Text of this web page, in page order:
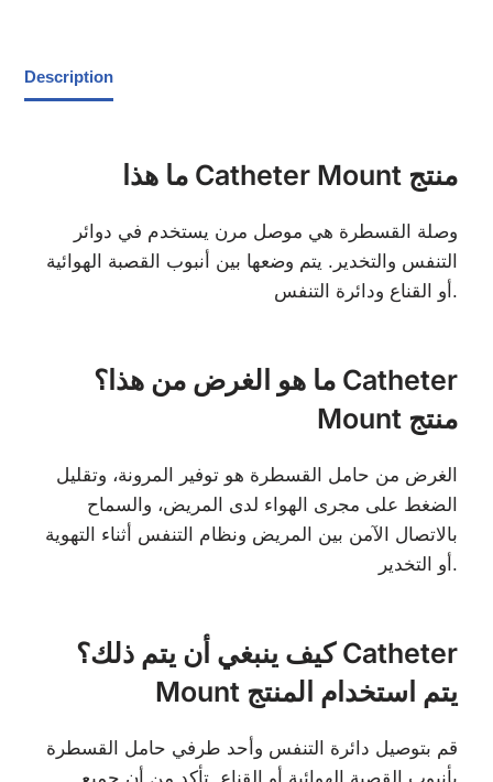
Description
ما هذا Catheter Mount منتج
وصلة القسطرة هي موصل مرن يستخدم في دوائر
التنفس والتخدير. يتم وضعها بين أنبوب القصبة الهوائية
أو القناع ودائرة التنفس.
ما هو الغرض من هذا؟ Catheter
Mount منتج
الغرض من حامل القسطرة هو توفير المرونة، وتقليل
الضغط على مجرى الهواء لدى المريض، والسماح
بالاتصال الآمن بين المريض ونظام التنفس أثناء التهوية
أو التخدير.
كيف ينبغي أن يتم ذلك؟ Catheter
Mount يتم استخدام المنتج
قم بتوصيل دائرة التنفس وأحد طرفي حامل القسطرة